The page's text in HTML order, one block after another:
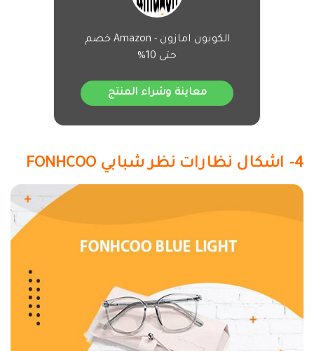
الكوبون امازون - Amazon خصم
حتى 10%
معاينة وشراء المنتج
4- اشكال نظارات نظر شبابي FONHCOO